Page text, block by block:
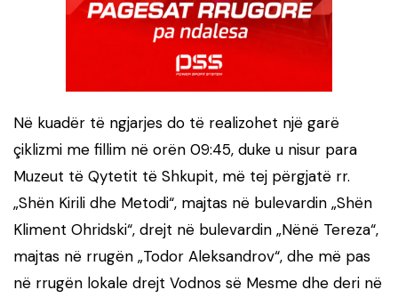
Në kuadër të ngjarjes do të realizohet një garë
çiklizmi me fillim në orën 09:45, duke u nisur para
Muzeut të Qytetit të Shkupit, më tej përgjatë rr.
„Shën Kirili dhe Metodi“, majtas në bulevardin „Shën
Kliment Ohridski“, drejt në bulevardin „Nënë Tereza“,
majtas në rrugën „Todor Aleksandrov“, dhe më pas
në rrugën lokale drejt Vodnos së Mesme dhe deri në